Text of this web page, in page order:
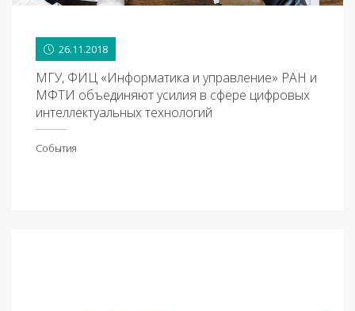
26.11.2018
МГУ, ФИЦ «Информатика и управление» РАН и
МФТИ объединяют усилия в сфере цифровых
интеллектуальных технологий
События
26.11.2018